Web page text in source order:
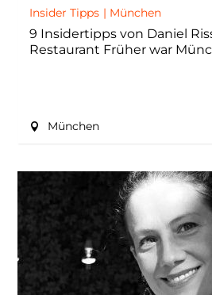
Insider Tipps | München
9 Insidertipps von Daniel
Restaurant Früher war
München